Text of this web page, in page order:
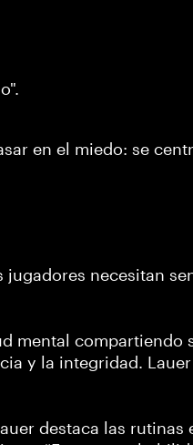
en el miedo: se
necesitan
mental compartiendo
y la integridad.
destaca las